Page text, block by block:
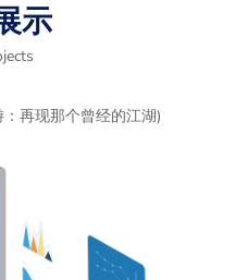
示
再现那个曾经的江湖)